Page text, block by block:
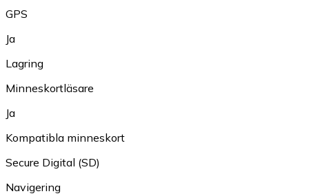
GPS
Ja
Lagring
Minneskortläsare
Ja
Kompatibla minneskort
Secure Digital (SD)
Navigering